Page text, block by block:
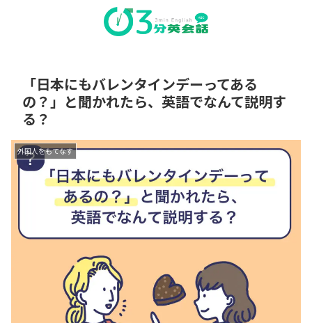
「日本にもバレンタインデーってある
の？」と聞かれたら、英語でなんて説明す
る？
外国人をもてなす